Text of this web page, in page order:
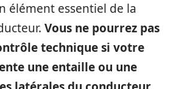
élément essentiel de la
Vous ne pourrez pas
technique si votre
une entaille ou une